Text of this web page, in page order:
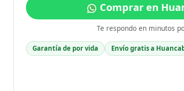
Comprar en
Te respondo en minutos
Garantía de por vida Envío gratis a